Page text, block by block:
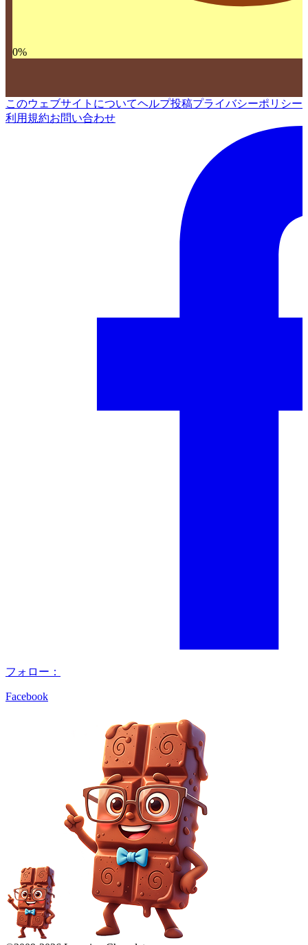
0%
このウェブサイトについてヘルプ投稿プライバシーポリシー
利用規約お問い合わせ
フォロー：
Facebook